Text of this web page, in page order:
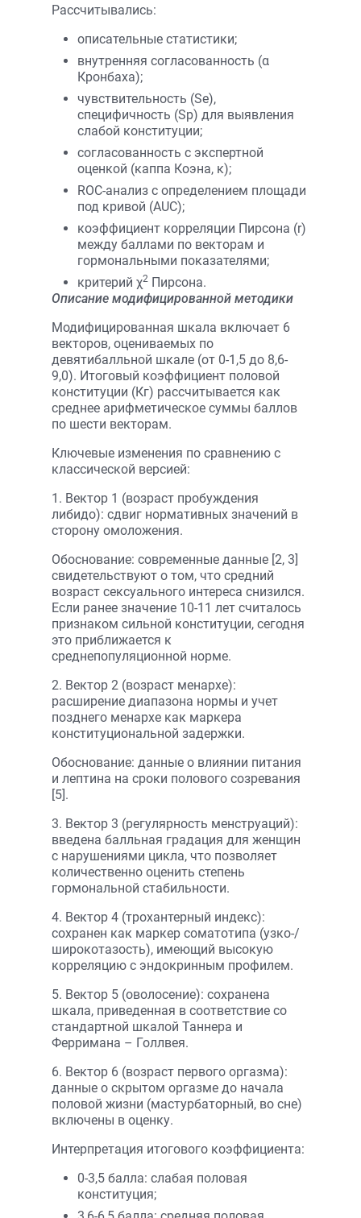
Рассчитывались:
описательные статистики;
внутренняя согласованность (α
Кронбаха);
чувствительность (Se),
специфичность (Sp) для выявления
слабой конституции;
согласованность с экспертной
оценкой (каппа Коэна, κ);
ROC-анализ с определением площади
под кривой (AUC);
коэффициент корреляции Пирсона (r)
между баллами по векторам и
гормональными показателями;
критерий χ2 Пирсона.
Описание модифицированной методики
Модифицированная шкала включает 6
векторов, оцениваемых по
девятибалльной шкале (от 0-1,5 до 8,6-
9,0). Итоговый коэффициент половой
конституции (Кг) рассчитывается как
среднее арифметическое суммы баллов
по шести векторам.
Ключевые изменения по сравнению с
классической версией:
1. Вектор 1 (возраст пробуждения
либидо): сдвиг нормативных значений в
сторону омоложения.
Обоснование: cовременные данные [2, 3]
свидетельствуют о том, что средний
возраст сексуального интереса снизился.
Если ранее значение 10-11 лет считалось
признаком сильной конституции, сегодня
это приближается к
среднепопуляционной норме.
2. Вектор 2 (возраст менархе):
расширение диапазона нормы и учет
позднего менархе как маркера
конституциональной задержки.
Обоснование: данные о влиянии питания
и лептина на сроки полового созревания
[5].
3. Вектор 3 (регулярность менструаций):
введена балльная градация для женщин
с нарушениями цикла, что позволяет
количественно оценить степень
гормональной стабильности.
4. Вектор 4 (трохантерный индекс):
сохранен как маркер соматотипа (узко-/
широкотазость), имеющий высокую
корреляцию с эндокринным профилем.
5. Вектор 5 (оволосение): сохранена
шкала, приведенная в соответствие со
стандартной шкалой Таннера и
Ферримана – Голлвея.
6. Вектор 6 (возраст первого оргазма):
данные о скрытом оргазме до начала
половой жизни (мастурбаторный, во сне)
включены в оценку.
Интерпретация итогового коэффициента:
0-3,5 балла: слабая половая
конституция;